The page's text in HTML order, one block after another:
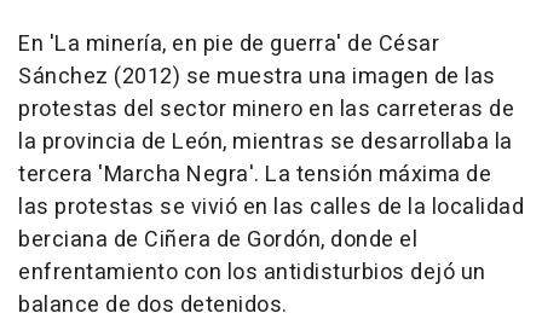
En 'La minería, en pie de guerra' de César
Sánchez (2012) se muestra una imagen de las
protestas del sector minero en las carreteras de
la provincia de León, mientras se desarrollaba la
tercera 'Marcha Negra'. La tensión máxima de
las protestas se vivió en las calles de la localidad
berciana de Ciñera de Gordón, donde el
enfrentamiento con los antidisturbios dejó un
balance de dos detenidos.